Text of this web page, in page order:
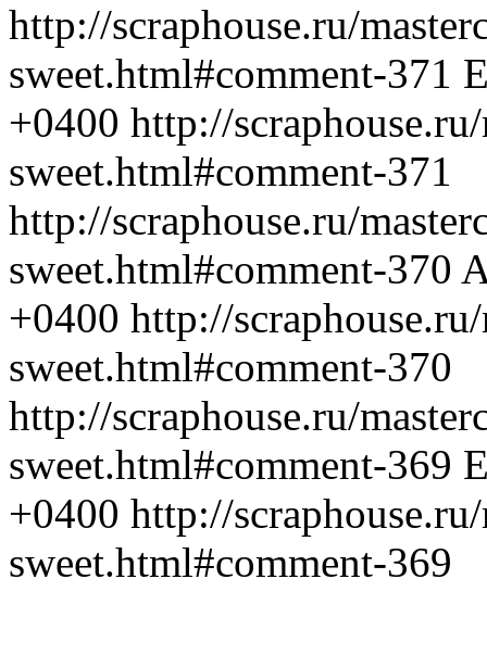
http://scraphouse.ru/
sweet.html#comment-371
+0400 http://
sweet.html#comment-371
http://scraphouse.ru/
sweet.html#comment-370
+0400 http://
sweet.html#comment-370
http://scraphouse.ru/
sweet.html#comment-369
+0400 http://
sweet.html#comment-369